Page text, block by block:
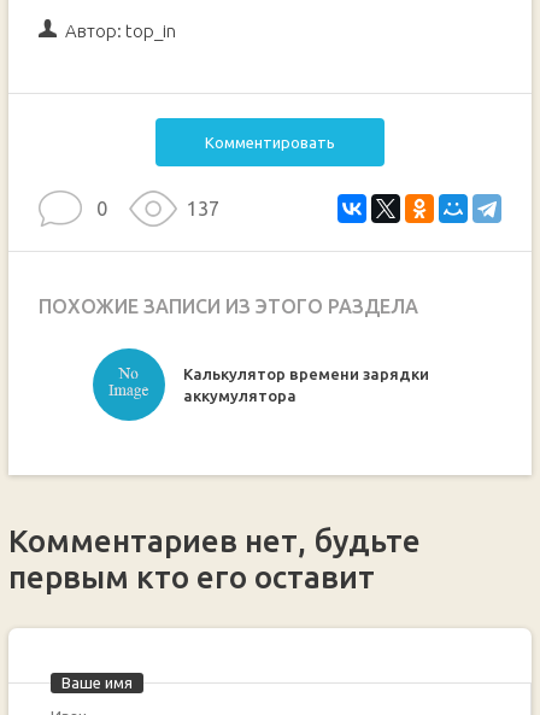
Автор: top_in
Комментировать
0 137
ПОХОЖИЕ ЗАПИСИ ИЗ ЭТОГО РАЗДЕЛА
Калькулятор времени зарядки
аккумулятора
Комментариев нет, будьте
первым кто его оставит
Ваше имя